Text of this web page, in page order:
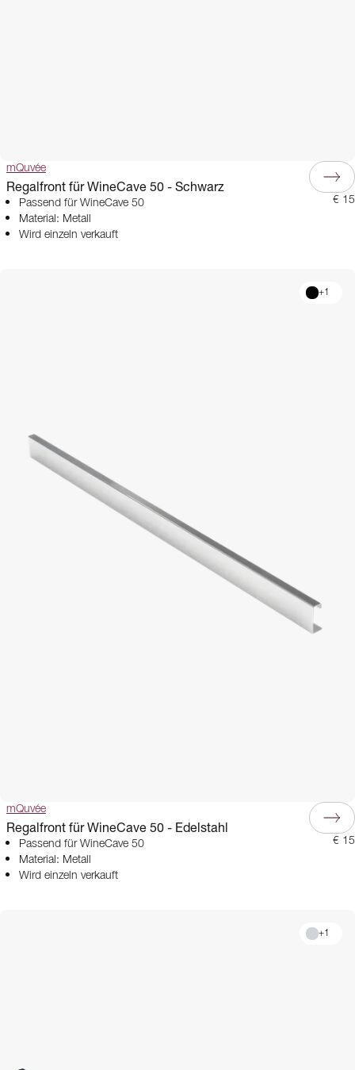
mQuvée
Regalfront für WineCave 50 - Schwarz
Passend für WineCave 50
Material: Metall
Wird einzeln verkauft
€ 15
+1
mQuvée
Regalfront für WineCave 50 - Edelstahl
Passend für WineCave 50
Material: Metall
Wird einzeln verkauft
€ 15
+1